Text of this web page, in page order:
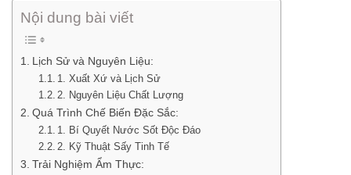
Nội dung bài viết
Lịch Sử và Nguyên Liệu:
1. Xuất Xứ và Lịch Sử
2. Nguyên Liệu Chất Lượng
Quá Trình Chế Biến Đặc Sắc:
1. Bí Quyết Nước Sốt Độc Đáo
2. Kỹ Thuật Sấy Tinh Tế
Trải Nghiệm Ẩm Thực: